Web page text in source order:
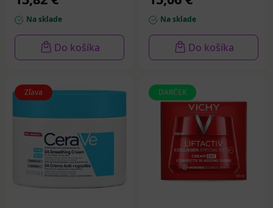
Na sklade
Do košíka
Na sklade
Do košíka
Zľava DARČEK